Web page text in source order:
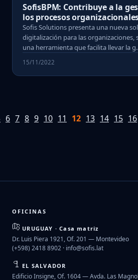
SofisBPM: Contribuye a la
los procesos
Sofis Solutions presenta una nueva
digitalización para las organizaciones,
una herramienta que facilita llevar la
15/11/2022
6 7 8 9 10 11 12 13 14 15 16
OFICINAS
URUGUAY · Casa matriz
Dr. Luis Piera 1921, Of. 201 — Montevideo
(+598) 2418 8902 · info@sofis.lat
EL SALVADOR
Edificio Insigne, Of. 1604 — Avda. Las